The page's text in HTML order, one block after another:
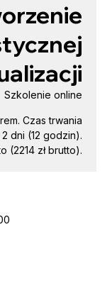
Szkolenie online
Czas trwania
2 dni (12 godzin).
(2214 zł brutto).